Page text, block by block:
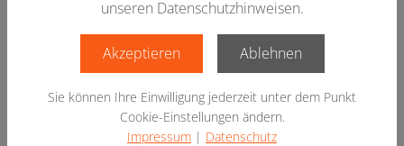
unseren Datenschutzhinweisen.
Akzeptieren Ablehnen
Sie können Ihre Einwilligung jederzeit unter dem Punkt
Cookie-Einstellungen ändern.
Impressum | Datenschutz
Vorherigen Slide anzeigen